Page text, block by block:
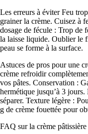
Les erreurs à éviter Feu
grainer la crème. Cuisez à
dosage de fécule : Trop de
la laisse liquide. Oublier le
peau se forme à la surface.
Astuces de pros pour une
crème refroidir
vos pâtes. Conservation :
hermétique jusqu’à 3
séparer. Texture légère :
g de crème fouettée pour
FAQ sur la crème pâtissière